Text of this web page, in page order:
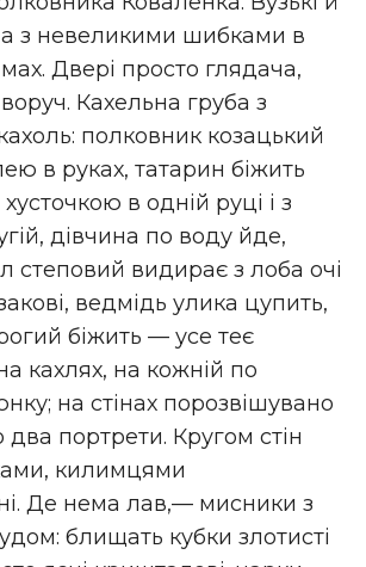
з невеликими шибками в
Двері просто глядача,
Кахельна груба з
полковник козацький
в руках, татарин біжить
в одній руці і з
дівчина по воду йде,
степовий видирає з лоба очі
ведмідь улика цупить,
біжить — усе теє
кахлях, на кожній по
на стінах порозвішувано
портрети. Кругом стін
килимцями
Де нема лав,— мисники з
блищать кубки злотисті